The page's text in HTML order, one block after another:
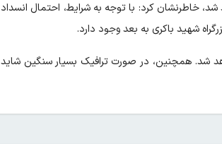
لشکری روز دوشنبه ۱۵ تیرماه مسدود خواهد شد، خاطرنشان کرد: با توجه به شرایط، احتمال انسداد
شهید باکری به بعد وجود دارد.
شد. همچنین، در صورت ترافیک بسیار سنگین شاید